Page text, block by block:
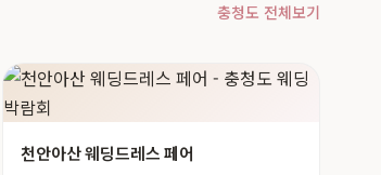
충청도 전체보기
천안아산 웨딩드레스 페어